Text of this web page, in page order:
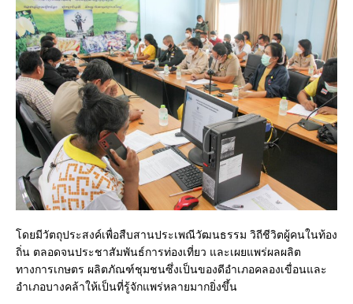
โดยมีวัตถุประสงค์เพื่อสืบสานประเพณีวัฒนธรรม วิถีชีวิตผู้คนในท้อง
ถิ่น ตลอดจนประชาสัมพันธ์การท่องเที่ยว และเผยแพร่ผลผลิต
ทางการเกษตร ผลิตภัณฑ์ชุมชนซึ่งเป็นของดีอำเภอคลองเขื่อนและ
อำเภอบางคล้าให้เป็นที่รู้จักแพร่หลายมากยิ่งขึ้น